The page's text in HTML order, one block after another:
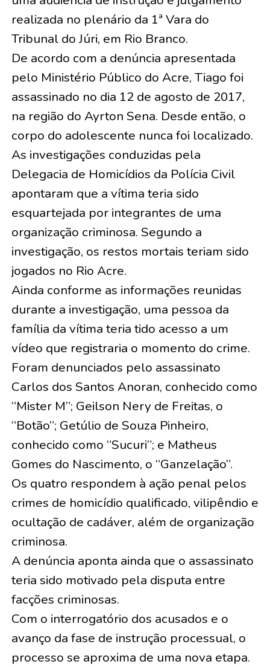
realizada no plenário da 1ª Vara do
Tribunal do Júri, em Rio Branco.
De acordo com a denúncia apresentada
pelo Ministério Público do Acre, Tiago foi
assassinado no dia 12 de agosto de 2017,
na região do Ayrton Sena. Desde então, o
corpo do adolescente nunca foi localizado.
As investigações conduzidas pela
Delegacia de Homicídios da Polícia Civil
apontaram que a vítima teria sido
esquartejada por integrantes de uma
organização criminosa. Segundo a
investigação, os restos mortais teriam sido
jogados no Rio Acre.
Ainda conforme as informações reunidas
durante a investigação, uma pessoa da
família da vítima teria tido acesso a um
vídeo que registraria o momento do crime.
Foram denunciados pelo assassinato
Carlos dos Santos Anoran, conhecido como
“Mister M”; Geilson Nery de Freitas, o
“Botão”; Getúlio de Souza Pinheiro,
conhecido como “Sucuri”; e Matheus
Gomes do Nascimento, o “Ganzelação”.
Os quatro respondem à ação penal pelos
crimes de homicídio qualificado, vilipêndio e
ocultação de cadáver, além de organização
criminosa.
A denúncia aponta ainda que o assassinato
teria sido motivado pela disputa entre
facções criminosas.
Com o interrogatório dos acusados e o
avanço da fase de instrução processual, o
processo se aproxima de uma nova etapa.